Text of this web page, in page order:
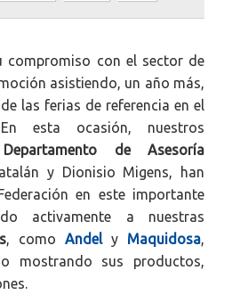
compromiso con el sector de
asistiendo, un año más,
de las ferias de referencia en el
esta ocasión, nuestros
Departamento de Asesoría
y Dionisio Migens, han
en este importante
activamente a nuestras
, como Andel y Maquidosa
mostrando sus productos,